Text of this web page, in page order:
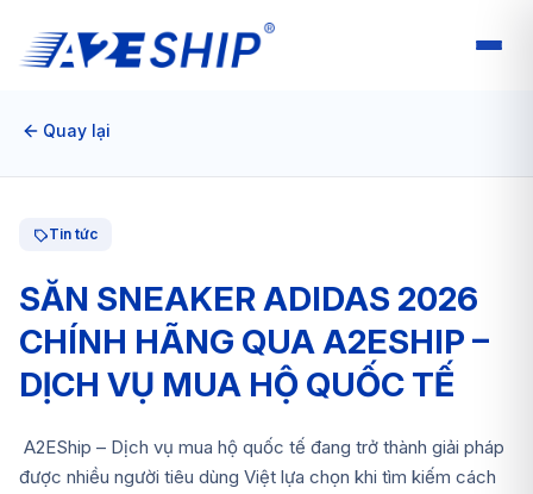
Quay lại
Tin tức
SĂN SNEAKER ADIDAS 2026
CHÍNH HÃNG QUA A2ESHIP –
DỊCH VỤ MUA HỘ QUỐC TẾ
A2EShip – Dịch vụ mua hộ quốc tế đang trở thành giải pháp
được nhiều người tiêu dùng Việt lựa chọn khi tìm kiếm cách